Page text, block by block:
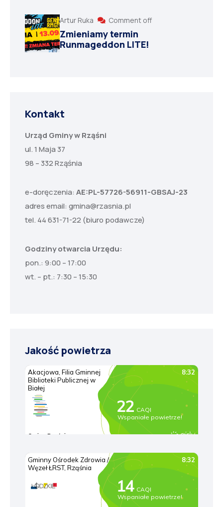
Artur Ruka Comment off
Zmieniamy termin
Runmageddon LITE!
Kontakt
Urząd Gminy w Rząśni
ul. 1 Maja 37
98 – 332 Rząśnia
e-doręczenia: AE:PL-57726-56911-GBSAJ-23
adres email: gmina@rzasnia.pl
tel. 44 631-71-22 (biuro podawcze)
Godziny otwarcia Urzędu:
pon.: 9:00 – 17:00
wt. – pt.: 7:30 – 15:30
Jakość powietrza